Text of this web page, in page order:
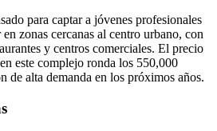
para captar a jóvenes profesionales
zonas cercanas al centro urbano, con
y centros comerciales. El precio
este complejo ronda los 550,000
de alta demanda en los próximos años.